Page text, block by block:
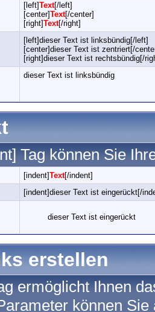
[left]Text[/left]
[center]Text[/center]
[right]Text[/right]
[left]dieser Text ist linksbündig[/left]
[center]dieser Text ist zentriert[/
[right]dieser Text ist rechtsbündig[/
dieser Text ist linksbündig
Tag können Sie
[indent]Text[/indent]
[indent]dieser Text ist eingerückt[/
dieser Text ist eingerückt
erstellen
ermöglicht Ihnen
können